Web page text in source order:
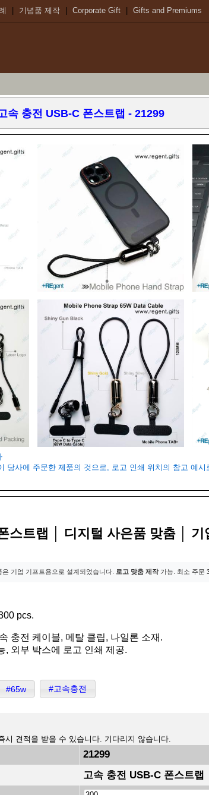
기념품 제작 Corporate Gift Gifts and Premiums
속 충전 USB-C 폰스트랩 - 21299
당사에 주문한 제품의 것으로, 로고 인쇄 위치의 참고 예
스트랩 │ 디지털 사은품 맞춤 │ 기
은 기업 기프트용으로 설계되었습니다. 로고 맞춤 제작가능. 최소 주문
pcs.
충전 케이블, 메탈 클립, 나일론 소재.
, 외부 박스에 로고 인쇄 제공.
#65w #고속충전
시 견적을 받을 수 있습니다. 기다리지 않습니다.
21299
고속 충전 USB-C 폰스트랩